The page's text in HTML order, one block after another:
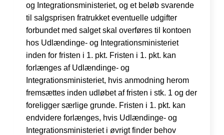
og Integrationsministeriet, og et beløb svarende
til salgsprisen fratrukket eventuelle udgifter
forbundet med salget skal overføres til kontoen
hos Udlændinge- og Integrationsministeriet
inden for fristen i 1. pkt. Fristen i 1. pkt. kan
forlænges af Udlændinge- og
Integrationsministeriet, hvis anmodning herom
fremsættes inden udløbet af fristen i stk. 1 og der
foreligger særlige grunde. Fristen i 1. pkt. kan
endvidere forlænges, hvis Udlændinge- og
Integrationsministeriet i øvrigt finder behov